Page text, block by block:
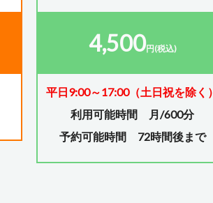
4,500円(税込)
平日9:00～17:00（土日祝を除く）
利用可能時間 月/600分
予約可能時間 72時間後まで